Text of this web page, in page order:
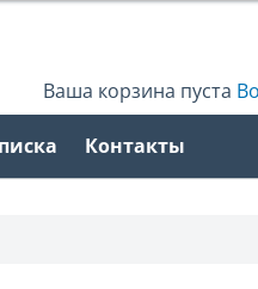
Ваша корзина пуста
Контакты